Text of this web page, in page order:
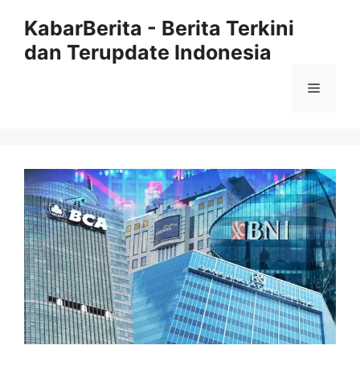
KabarBerita - Berita Terkini
dan Terupdate Indonesia
Menu